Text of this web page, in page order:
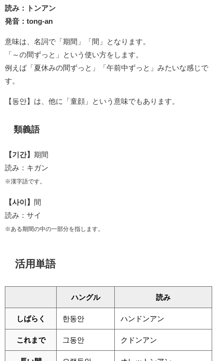
読み：トンアン
発音：tong-an
意味は、名詞で「期間」「間」となります。
「～の間ずっと」という使い方をします。
例えば「夏休みの間ずっと」「午前中ずっと」みたいな感じで
す。
【동안】は、他に「童顔」という意味でもあります。
類義語
【기간】 期間
読み：キガン
※漢字語です。
【사이】
間
読み：サイ
※ある期間の中の一部分を指します。
活用単語
ハングル 読み
しばらく 한동안 ハンドンアン
これまで 그동안 クドンアン